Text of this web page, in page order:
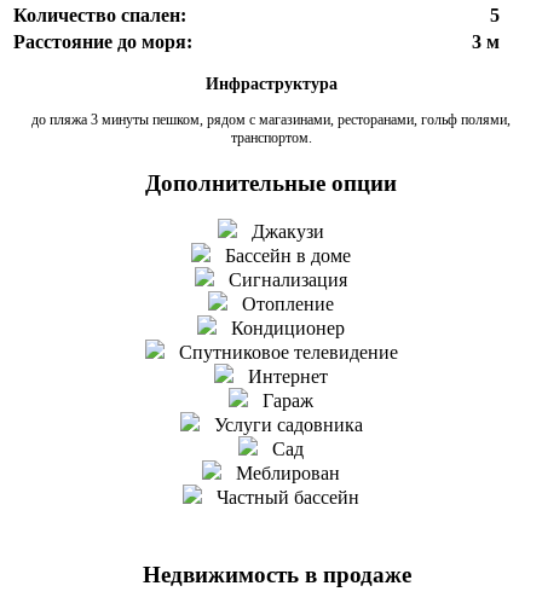
Количество спален:
5
Расстояние до моря:
3 м
Инфраструктура
до пляжа 3 минуты пешком, рядом с магазинами, ресторанами, гольф полями,
транспортом.
Дополнительные опции
Джакузи
Бассейн в доме
Сигнализация
Отопление
Кондиционер
Спутниковое телевидение
Интернет
Гараж
Услуги садовника
Сад
Меблирован
Частный бассейн
Недвижимость в продаже